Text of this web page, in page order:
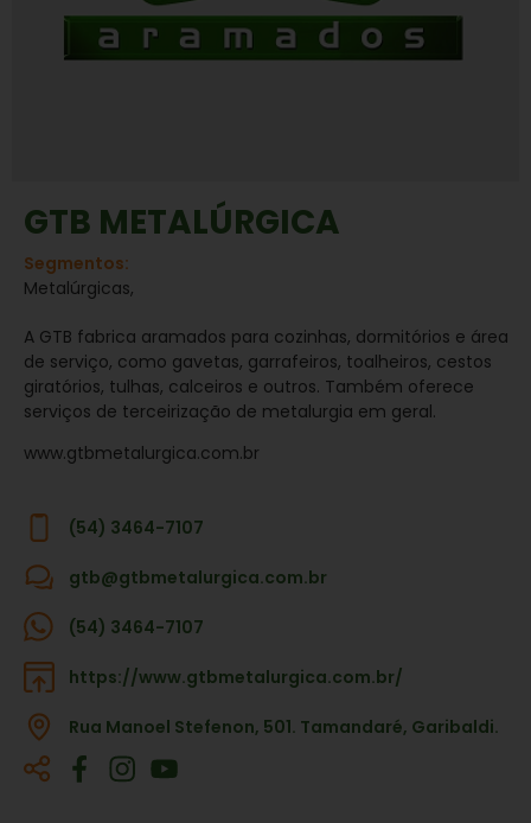
GTB METALÚRGICA
Segmentos:
Metalúrgicas,
A GTB fabrica aramados para cozinhas, dormitórios e área
de serviço, como gavetas, garrafeiros, toalheiros, cestos
giratórios, tulhas, calceiros e outros. Também oferece
serviços de terceirização de metalurgia em geral.
www.gtbmetalurgica.com.br
(54) 3464-7107
gtb@gtbmetalurgica.com.br
(54) 3464-7107
https://www.gtbmetalurgica.com.br/
Rua Manoel Stefenon, 501. Tamandaré, Garibaldi.